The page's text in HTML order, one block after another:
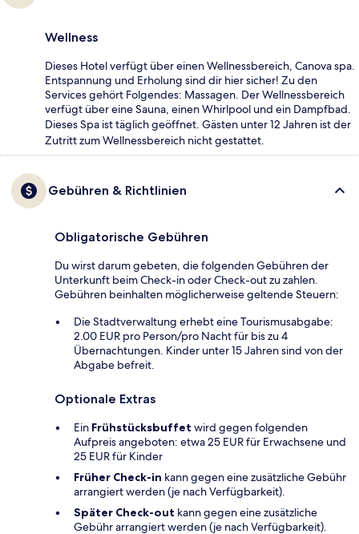
Wellness
Dieses Hotel verfügt über einen Wellnessbereich, Canova spa.
Entspannung und Erholung sind dir hier sicher! Zu den
Services gehört Folgendes: Massagen. Der Wellnessbereich
verfügt über eine Sauna, einen Whirlpool und ein Dampfbad.
Dieses Spa ist täglich geöffnet. Gästen unter 12 Jahren ist der
Zutritt zum Wellnessbereich nicht gestattet.
Gebühren & Richtlinien
Obligatorische Gebühren
Du wirst darum gebeten, die folgenden Gebühren der
Unterkunft beim Check-in oder Check-out zu zahlen.
Gebühren beinhalten möglicherweise geltende Steuern:
Die Stadtverwaltung erhebt eine Tourismusabgabe:
2.00 EUR pro Person/pro Nacht für bis zu 4
Übernachtungen. Kinder unter 15 Jahren sind von der
Abgabe befreit.
Optionale Extras
Ein Frühstücksbuffet wird gegen folgenden
Aufpreis angeboten: etwa 25 EUR für Erwachsene und
25 EUR für Kinder
Früher Check-in kann gegen eine zusätzliche Gebühr
arrangiert werden (je nach Verfügbarkeit).
Später Check-out kann gegen eine zusätzliche
Gebühr arrangiert werden (je nach Verfügbarkeit).